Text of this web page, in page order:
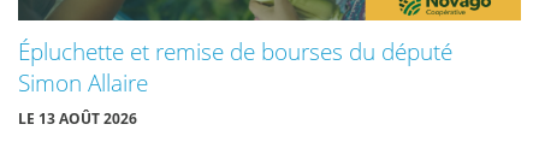
Épluchette et remise de bourses du député
Simon Allaire
LE 13 AOÛT 2026